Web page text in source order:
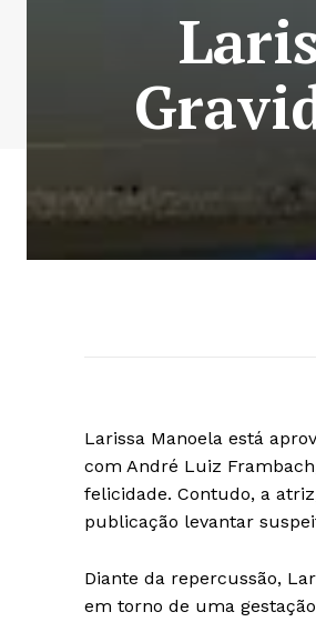
Larissa Manoela está
com André Luiz
felicidade. Contudo, a
publicação levantar
Diante da repercussão,
em torno de uma